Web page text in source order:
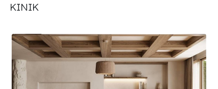
KINIK